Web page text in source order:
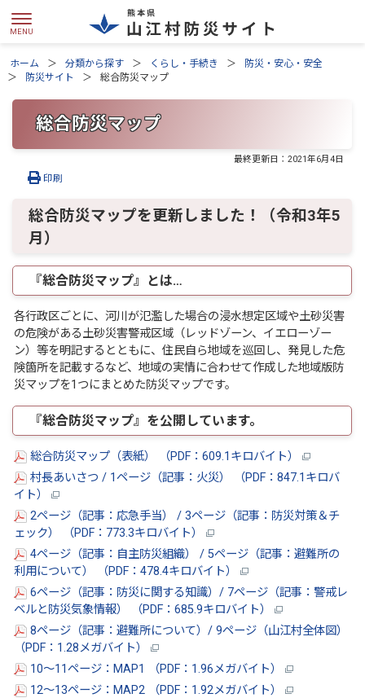
ホーム 分類から探す くらし・手続き
防災・安心・安全
防災サイト
総合防災マップ
総合防災マップ
最終更新日：2021年6月4日
印刷
総合防災マップを更新しました！（令和3年5
月）
『総合防災マップ』とは…
各行政区ごとに、河川が氾濫した場合の浸水想定区域や土砂災害
の危険がある土砂災害警戒区域（レッドゾーン、イエローゾー
ン）等を明記するとともに、住民自ら地域を巡回し、発見した危
険箇所を記載するなど、地域の実情に合わせて作成した地域版防
災マップを1つにまとめた防災マップです。
『総合防災マップ』を公開しています。
総合防災マップ（表紙） （PDF：609.1キロバイト）
村長あいさつ / 1ページ（記事：火災） （PDF：847.1キロバ
イト）
2ページ（記事：応急手当） / 3ページ（記事：防災対策＆チ
ェック） （PDF：773.3キロバイト）
4ページ（記事：自主防災組織） / 5ページ（記事：避難所の
利用について） （PDF：478.4キロバイト）
6ページ（記事：防災に関する知識）/ 7ページ（記事：警戒レ
ベルと防災気象情報） （PDF：685.9キロバイト）
8ページ（記事：避難所について）/ 9ページ（山江村全体図）
（PDF：1.28メガバイト）
10～11ページ：MAP1 （PDF：1.96メガバイト）
12～13ページ：MAP2 （PDF：1.92メガバイト）